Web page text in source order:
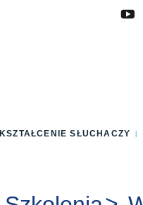
KSZTAŁCENIE SŁUCHACZY